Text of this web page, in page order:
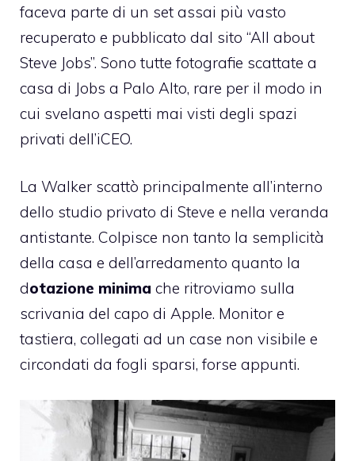
faceva parte di un set assai più vasto
recuperato e pubblicato dal sito “All about
Steve Jobs”. Sono tutte fotografie scattate a
casa di Jobs a Palo Alto, rare per il modo in
cui svelano aspetti mai visti degli spazi
privati dell’iCEO.
La Walker scattò principalmente all’interno
dello studio privato di Steve e nella veranda
antistante. Colpisce non tanto la semplicità
della casa e dell’arredamento quanto la
dotazione minima che ritroviamo sulla
scrivania del capo di Apple. Monitor e
tastiera, collegati ad un case non visibile e
circondati da fogli sparsi, forse appunti.